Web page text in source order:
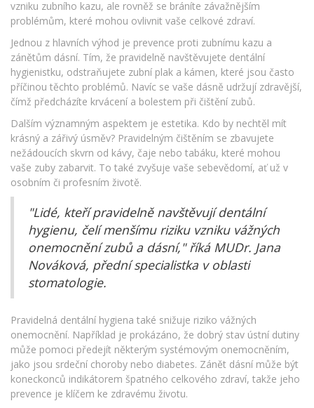
vzniku zubního kazu, ale rovněž se bráníte závažnějším
problémům, které mohou ovlivnit vaše celkové zdraví.
Jednou z hlavních výhod je prevence proti zubnímu kazu a
zánětům dásní. Tím, že pravidelně navštěvujete dentální
hygienistku, odstraňujete zubní plak a kámen, které jsou často
příčinou těchto problémů. Navíc se vaše dásně udržují zdravější,
čímž předcházíte krvácení a bolestem při čištění zubů.
Dalším významným aspektem je estetika. Kdo by nechtěl mít
krásný a zářivý úsměv? Pravidelným čištěním se zbavujete
nežádoucích skvrn od kávy, čaje nebo tabáku, které mohou
vaše zuby zabarvit. To také zvyšuje vaše sebevědomí, ať už v
osobním či profesním životě.
"Lidé, kteří pravidelně navštěvují dentální
hygienu, čelí menšímu riziku vzniku vážných
onemocnění zubů a dásní," říká MUDr. Jana
Nováková, přední specialistka v oblasti
stomatologie.
Pravidelná dentální hygiena také snižuje riziko vážných
onemocnění. Například je prokázáno, že dobrý stav ústní dutiny
může pomoci předejít některým systémovým onemocněním,
jako jsou srdeční choroby nebo diabetes. Zánět dásní může být
koneckonců indikátorem špatného celkového zdraví, takže jeho
prevence je klíčem ke zdravému životu.